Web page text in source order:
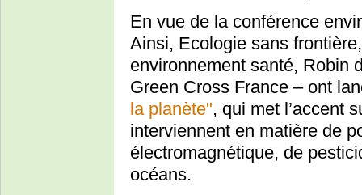
En vue de la conférence
Ainsi, Ecologie sans
environnement santé, Robin
Green Cross France – ont
la planète", qui met l’accent
interviennent en matière de
électromagnétique, de
océans.